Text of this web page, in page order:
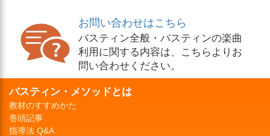
お問い合わせはこちら
バスティン全般・バスティンの楽曲
利用に関する内容は、こちらよりお
問い合わせください。
バスティン・メソッドとは
教材のすすめかた
巻頭記事
指導法 Q&A